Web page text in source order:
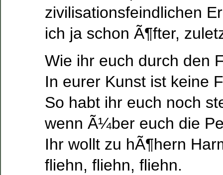
zivilisationsfeindlichen
ich ja schon Ã¶fter,
Wie ihr euch durch den
In eurer Kunst ist keine
So habt ihr euch noch
wenn Ã¼ber euch die
Ihr wollt zu hÃ¶hern
fliehn, fliehn, fliehn.